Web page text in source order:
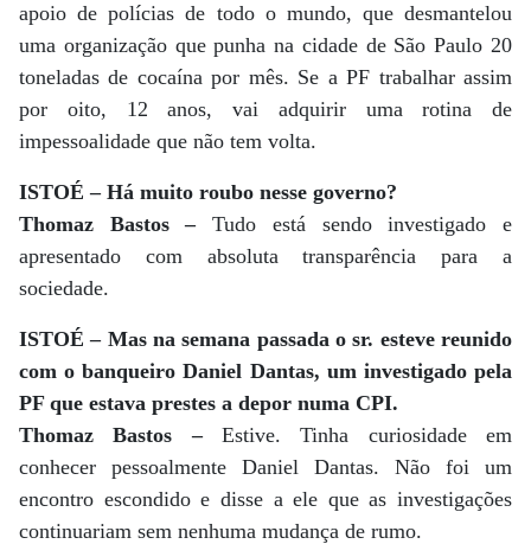
apoio de polícias de todo o mundo, que desmantelou
uma organização que punha na cidade de São Paulo 20
toneladas de cocaína por mês. Se a PF trabalhar assim
por oito, 12 anos, vai adquirir uma rotina de
impessoalidade que não tem volta.
ISTOÉ – Há muito roubo nesse governo?
Thomaz Bastos –Tudo está sendo investigado e
apresentado com absoluta transparência para a
sociedade.
ISTOÉ – Mas na semana passada o sr. esteve reunido
com o banqueiro Daniel Dantas, um investigado pela
PF que estava prestes a depor numa CPI.
Thomaz Bastos –Estive. Tinha curiosidade em
conhecer pessoalmente Daniel Dantas. Não foi um
encontro escondido e disse a ele que as investigações
continuariam sem nenhuma mudança de rumo.